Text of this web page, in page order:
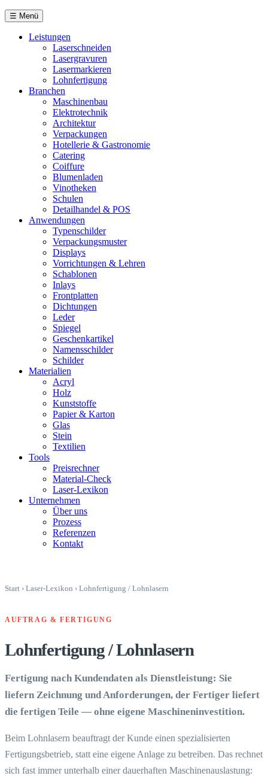
☰ Menü
Leistungen
Laserschneiden
Lasergravuren
Lasermarkieren
Lohnfertigung
Branchen
Maschinenbau
Elektrotechnik
Architektur
Verpackungen
Hotellerie & Gastronomie
Catering
Coiffure
Blumenladen
Vinotheken
Schulen
Detailhandel & POS
Anwendungen
Typenschilder
Verpackungsmuster
Displays
Vorrichtungen & Lehren
Schablonen
Inlays
Frontplatten
Dichtungen
Leder
Spiegel
Geschenkartikel
Namensschilder
Schilder
Materialien
Acryl
Holz
Kunststoffe
Papier & Karton
Glas
Stein
Textilien
Tools
Preisrechner
Material-Check
Laser-Lexikon
Unternehmen
Über uns
Prozess
Referenzen
Kontakt
Start › Laser-Lexikon › Lohnfertigung / Lohnlasern
AUFTRAG & FERTIGUNG
Lohnfertigung / Lohnlasern
Fertigung nach Kundendaten als Dienstleistung: Sie
liefern Zeichnung und Anforderungen, der Fertiger liefert
die fertigen Teile — ohne eigene Maschineninvestition.
Beim Lohnlasern beauftragt der Kunde einen spezialisierten
Fertigungsbetrieb, statt eine eigene Anlage zu betreiben. Das rechnet
sich fast immer unterhalb einer dauerhaften Maschinenauslastung: